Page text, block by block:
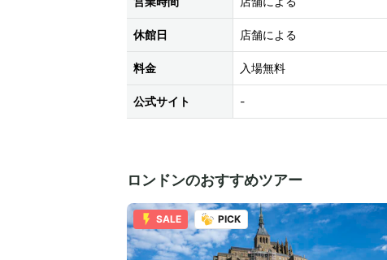
休館日 店舗による
料金 入場無料
公式サイト -
ロンドンのおすすめツアー
SALE PICK